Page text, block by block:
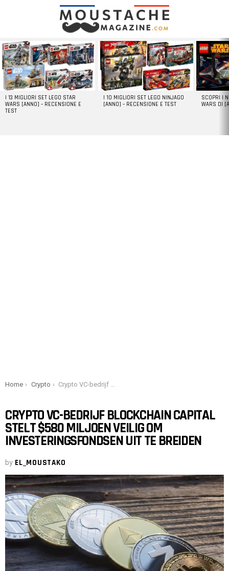
LATEST
STORIES
I 13 MIGLIORI SET LEGO STAR
WARS [ANNO] – RECENSIONE E
TEST
I 10 MIGLIORI SET LEGO NINJAGO
[ANNO] – RECENSIONE E TEST
SCOPRI I
WARS DI
You are here:
Home Crypto Crypto VC-bedrijf Blockchain Capital stelt $580 miljoen veilig om investeringsfondsen uit te breiden
CRYPTO VC-BEDRIJF BLOCKCHAIN CAPITAL
STELT $580 MILJOEN VEILIG OM
INVESTERINGSFONDSEN UIT TE BREIDEN
by EL_MOUSTAKO